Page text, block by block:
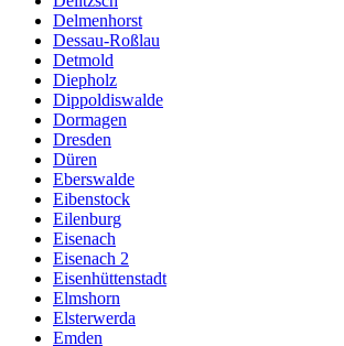
Delmenhorst
Dessau-Roßlau
Detmold
Diepholz
Dippoldiswalde
Dormagen
Dresden
Düren
Eberswalde
Eibenstock
Eilenburg
Eisenach
Eisenach 2
Eisenhüttenstadt
Elmshorn
Elsterwerda
Emden